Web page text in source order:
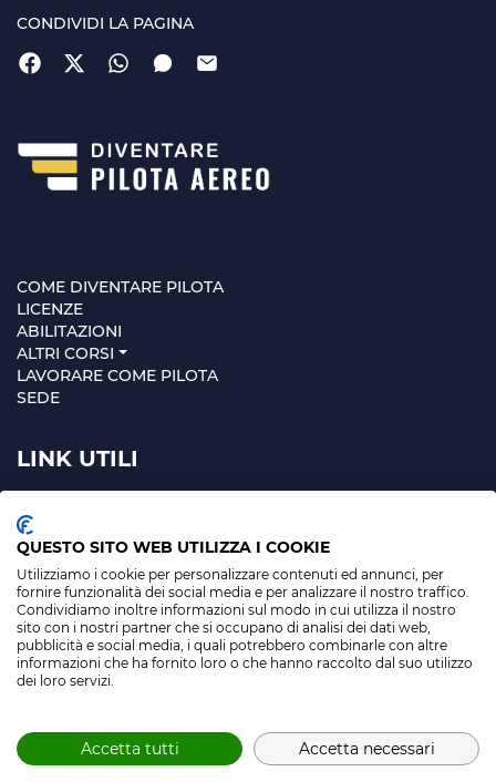
CONDIVIDI LA PAGINA
COME DIVENTARE PILOTA
LICENZE
ABILITAZIONI
ALTRI CORSI
LAVORARE COME PILOTA
SEDE
LINK UTILI
PRIVACY POLICY
© Powered byArea MediaWeb 2026P.Iva 02565690167
QUESTO SITO WEB UTILIZZA I COOKIE
Utilizziamo i cookie per personalizzare contenuti ed annunci, per
fornire funzionalità dei social media e per analizzare il nostro traffico.
Condividiamo inoltre informazioni sul modo in cui utilizza il nostro
sito con i nostri partner che si occupano di analisi dei dati web,
pubblicità e social media, i quali potrebbero combinarle con altre
informazioni che ha fornito loro o che hanno raccolto dal suo utilizzo
dei loro servizi.
Accetta tutti Accetta necessari